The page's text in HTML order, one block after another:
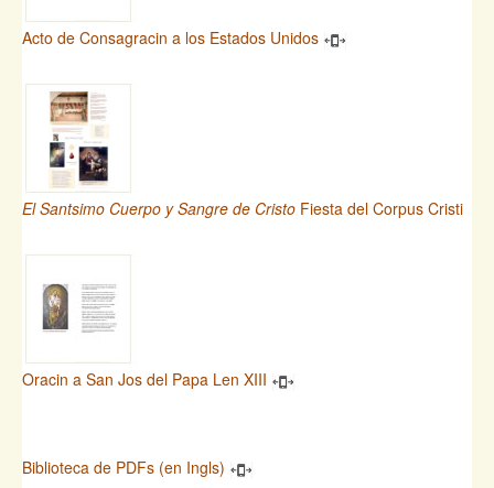
Acto de Consagracin a los Estados Unidos
El Santsimo Cuerpo y Sangre de Cristo Fiesta del Corpus Cristi
Oracin a San Jos del Papa Len XIII
Biblioteca de PDFs (en Ingls)